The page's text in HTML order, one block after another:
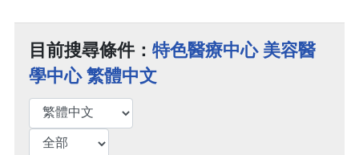
目前搜尋條件： 特色醫療中心 美容醫
學中心 繁體中文